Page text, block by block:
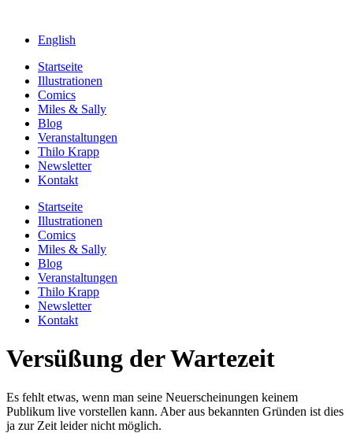
English
Startseite
Illustrationen
Comics
Miles & Sally
Blog
Veranstaltungen
Thilo Krapp
Newsletter
Kontakt
Startseite
Illustrationen
Comics
Miles & Sally
Blog
Veranstaltungen
Thilo Krapp
Newsletter
Kontakt
Versüßung der Wartezeit
Es fehlt etwas, wenn man seine Neuerscheinungen keinem
Publikum live vorstellen kann. Aber aus bekannten Gründen ist dies
ja zur Zeit leider nicht möglich.